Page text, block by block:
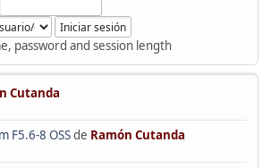
password and session length
Cutanda
F5.6-8 OSSde Ramón Cutanda